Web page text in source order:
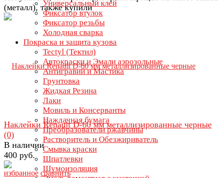
Универсальный клей
Фиксатор втулок
Фиксатор резьбы
Холодная сварка
Покраска и защита кузова
Tectyl (Тектил)
Автокраски и Эмали аэрозольные
Антигравий и Мастика
Грунтовка
Жидкая Резина
Лаки
Мовиль и Консерванты
Наждачная бумага
Преобразователи ржавчины
Растворитель и Обезжириватель
Смывка краски
Шпатлевки
Шумоизоляция
(металл), также купили
избранное сравнить
Наклейки Renault D-60 мм металлизированные черные
(0)
В наличии
400 руб.